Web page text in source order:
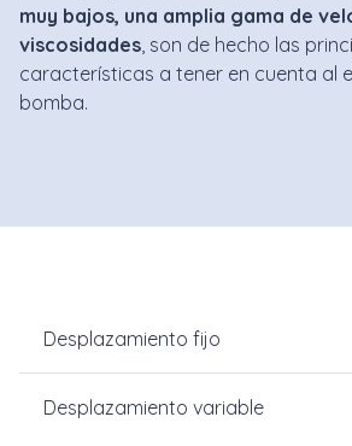
muy bajos, una amplia gama de
viscosidades, son de hecho las
características a tener en cuenta al
bomba.
Desplazamiento fijo
Desplazamiento variable